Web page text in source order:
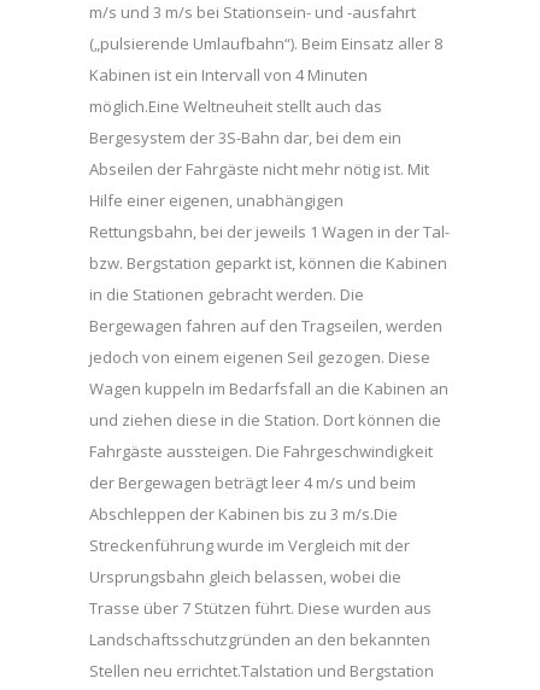
m/s und 3 m/s bei Stationsein- und -ausfahrt
(„pulsierende Umlaufbahn“). Beim Einsatz aller 8
Kabinen ist ein Intervall von 4 Minuten
möglich.Eine Weltneuheit stellt auch das
Bergesystem der 3S-Bahn dar, bei dem ein
Abseilen der Fahrgäste nicht mehr nötig ist. Mit
Hilfe einer eigenen, unabhängigen
Rettungsbahn, bei der jeweils 1 Wagen in der Tal-
bzw. Bergstation geparkt ist, können die Kabinen
in die Stationen gebracht werden. Die
Bergewagen fahren auf den Tragseilen, werden
jedoch von einem eigenen Seil gezogen. Diese
Wagen kuppeln im Bedarfsfall an die Kabinen an
und ziehen diese in die Station. Dort können die
Fahrgäste aussteigen. Die Fahrgeschwindigkeit
der Bergewagen beträgt leer 4 m/s und beim
Abschleppen der Kabinen bis zu 3 m/s.Die
Streckenführung wurde im Vergleich mit der
Ursprungsbahn gleich belassen, wobei die
Trasse über 7 Stützen führt. Diese wurden aus
Landschaftsschutzgründen an den bekannten
Stellen neu errichtet.Talstation und Bergstation